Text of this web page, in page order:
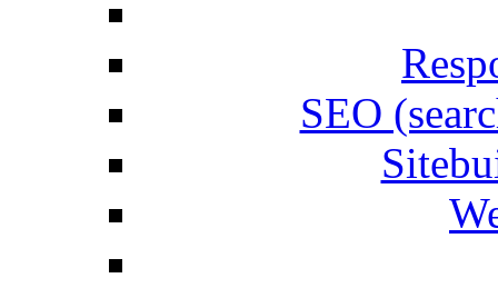
SEO